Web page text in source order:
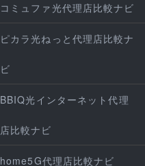
コミュファ光代理店比較ナビ
ピカラ光ねっと代理店比較ナ
ビ
BBIQ光インターネット代理
店比較ナビ
home5G代理店比較ナビ